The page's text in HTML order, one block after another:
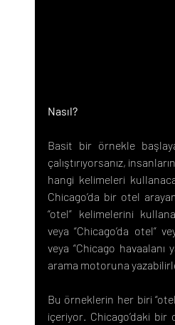
Nasıl?
Basit bir örnekle
çalıştırıyorsanız,
hangi kelimeleri
Chicago’da bir otel
“otel” kelimelerini
veya “Chicago’da otel”
veya “Chicago havaalanı
arama motoruna
Bu örneklerin her biri
içeriyor. Chicago’daki